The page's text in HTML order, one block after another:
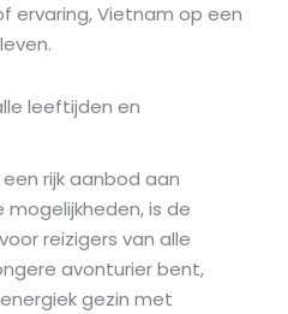
ervaring, Vietnam op een
leeftijden en
rijk aanbod aan
is de
reizigers van alle
avonturier bent,
gezin met